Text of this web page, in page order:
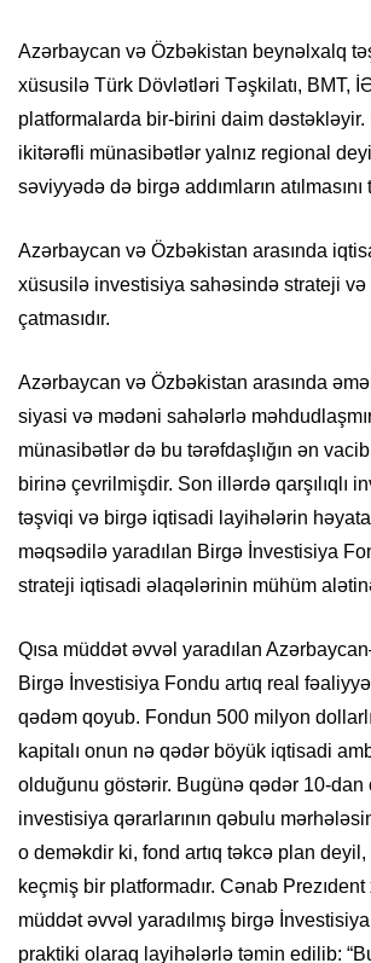
Azərbaycan və Özbəkistan beynəlxalq
xüsusilə Türk Dövlətləri Təşkilatı, BMT,
platformalarda bir-birini daim dəstəkləyir.
ikitərəfli münasibətlər yalnız regional
səviyyədə də birgə addımların atılmasını
Azərbaycan və Özbəkistan arasında
xüsusilə investisiya sahəsində strateji
çatmasıdır.
Azərbaycan və Özbəkistan arasında
siyasi və mədəni sahələrlə
münasibətlər də bu tərəfdaşlığın ən
birinə çevrilmişdir. Son illərdə qarşılıqlı
təşviqi və birgə iqtisadi layihələrin
məqsədilə yaradılan Birgə İnvestisiya
strateji iqtisadi əlaqələrinin mühüm
Qısa müddət əvvəl yaradılan
Birgə İnvestisiya Fondu artıq real
qədəm qoyub. Fondun 500 milyon
kapitalı onun nə qədər böyük iqtisadi
olduğunu göstərir. Bugünə qədər 10-dan
investisiya qərarlarının qəbulu
o deməkdir ki, fond artıq təkcə plan
keçmiş bir platformadır. Cənab Prezıdent
müddət əvvəl yaradılmış birgə
praktiki olaraq layihələrlə təmin edilib: